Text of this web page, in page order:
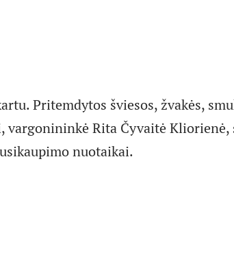
Pritemdytos šviesos, žvakės,
vargonininkė Rita Čyvaitė
nuotaikai.